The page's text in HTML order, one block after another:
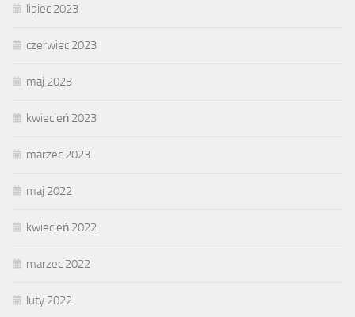
lipiec 2023
czerwiec 2023
maj 2023
kwiecień 2023
marzec 2023
maj 2022
kwiecień 2022
marzec 2022
luty 2022